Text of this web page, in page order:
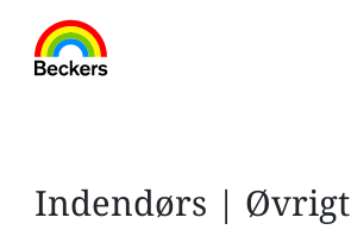
Indendørs | Øvrigt